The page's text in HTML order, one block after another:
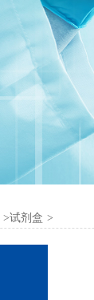
试剂盒